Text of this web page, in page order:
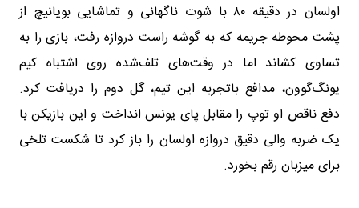
اولسان در دقیقه ۸۰ با شوت ناگهانی و تماشایی بویانیچ از
پشت محوطه جریمه که به گوشه راست دروازه رفت، بازی را به
تساوی کشاند اما در وقت‌های تلف‌شده روی اشتباه کیم
یونگ‌گوون، مدافع باتجربه این تیم، گل دوم را دریافت کرد.
دفع ناقص او توپ را مقابل پای یونس انداخت و این بازیکن با
یک ضربه والی دقیق دروازه اولسان را باز کرد تا شکست تلخی
برای میزبان رقم بخورد.